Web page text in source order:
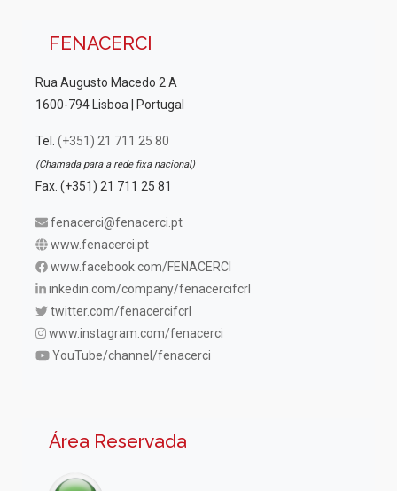
FENACERCI
Rua Augusto Macedo 2 A
1600-794 Lisboa | Portugal
Tel. (+351) 21 711 25 80
(Chamada para a rede fixa nacional)
Fax. (+351) 21 711 25 81
fenacerci@fenacerci.pt
www.fenacerci.pt
www.facebook.com/FENACERCI
inkedin.com/company/fenacercifcrl
twitter.com/fenacercifcrl
www.instagram.com/fenacerci
YouTube/channel/fenacerci
Área Reservada